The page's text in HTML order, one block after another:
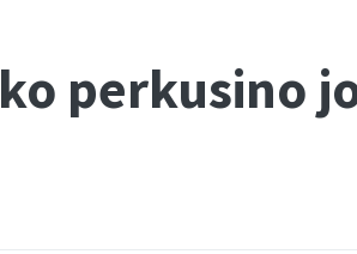
perkusino